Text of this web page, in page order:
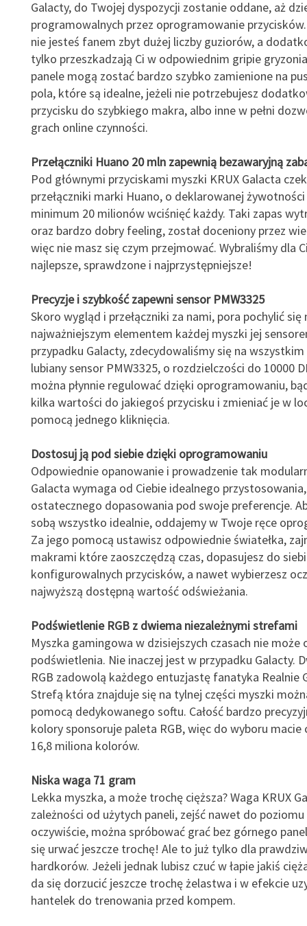
Galacty, do Twojej dyspozycji zostanie oddane, aż
programowalnych przez oprogramowanie
nie jesteś fanem zbyt dużej liczby guziorów, a
tylko przeszkadzają Ci w odpowiednim gripie
panele mogą zostać bardzo szybko zamienione na
pola, które są idealne, jeżeli nie potrzebujesz
przycisku do szybkiego makra, albo inne w pełni
grach online czynności.
Przełączniki Huano 20 mln zapewnią bezawaryjną
Pod głównymi przyciskami myszki KRUX Galacta
przełączniki marki Huano, o deklarowanej
minimum 20 milionów wciśnięć każdy. Taki zapas
oraz bardzo dobry feeling, został doceniony przez
więc nie masz się czym przejmować. Wybraliśmy dla
najlepsze, sprawdzone i najprzystępniejsze!
Precyzje i szybkość zapewni sensor PMW3325
Skoro wygląd i przełączniki za nami, pora pochylić się
najważniejszym elementem każdej myszki jej
przypadku Galacty, zdecydowaliśmy się na wszystkim
lubiany sensor PMW3325, o rozdzielczości do 10000
można płynnie regulować dzięki oprogramowaniu,
kilka wartości do jakiegoś przycisku i zmieniać je w
pomocą jednego kliknięcia.
Dostosuj ją pod siebie dzięki oprogramowaniu
Odpowiednie opanowanie i prowadzenie tak
Galacta wymaga od Ciebie idealnego
ostatecznego dopasowania pod swoje preferencje.
sobą wszystko idealnie, oddajemy w Twoje ręce
Za jego pomocą ustawisz odpowiednie światełka,
makrami które zaoszczędzą czas, dopasujesz do
konfigurowalnych przycisków, a nawet wybierzesz
najwyższą dostępną wartość odświeżania.
Podświetlenie RGB z dwiema niezależnymi strefami
Myszka gamingowa w dzisiejszych czasach nie może
podświetlenia. Nie inaczej jest w przypadku Galacty.
RGB zadowolą każdego entuzjastę fanatyka Realnie
Strefą która znajduje się na tylnej części myszki
pomocą dedykowanego softu. Całość bardzo
kolory sponsoruje paleta RGB, więc do wyboru macie
16,8 miliona kolorów.
Niska waga 71 gram
Lekka myszka, a może trochę cięższa? Waga KRUX
zależności od użytych paneli, zejść nawet do poziomu
oczywiście, można spróbować grać bez górnego
się urwać jeszcze trochę! Ale to już tylko dla
hardkorów. Jeżeli jednak lubisz czuć w łapie jakiś
da się dorzucić jeszcze trochę żelastwa i w efekcie
hantelek do trenowania przed kompem.